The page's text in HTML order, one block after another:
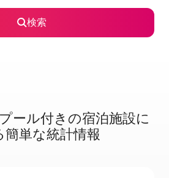
検索
ー⁠ル⁠付⁠き⁠の宿⁠泊⁠施⁠設⁠に
簡⁠単⁠な統⁠計⁠情⁠報